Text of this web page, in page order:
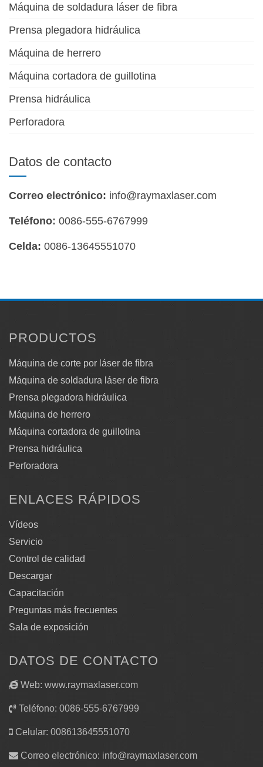
Máquina de soldadura láser de fibra
Prensa plegadora hidráulica
Máquina de herrero
Máquina cortadora de guillotina
Prensa hidráulica
Perforadora
Datos de contacto
Correo electrónico: info@raymaxlaser.com
Teléfono: 0086-555-6767999
Celda: 0086-13645551070
PRODUCTOS
Máquina de corte por láser de fibra
Máquina de soldadura láser de fibra
Prensa plegadora hidráulica
Máquina de herrero
Máquina cortadora de guillotina
Prensa hidráulica
Perforadora
ENLACES RÁPIDOS
Vídeos
Servicio
Control de calidad
Descargar
Capacitación
Preguntas más frecuentes
Sala de exposición
DATOS DE CONTACTO
Web: www.raymaxlaser.com
Teléfono: 0086-555-6767999
Celular: 008613645551070
Correo electrónico: info@raymaxlaser.com